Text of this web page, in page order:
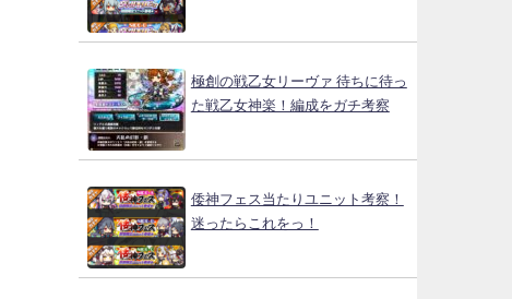
極創の戦乙女リーヴァ 待ちに待っ
た戦乙女神楽！編成をガチ考察
倭神フェス当たりユニット考察！
迷ったらこれをっ！